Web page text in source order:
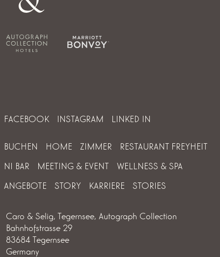
FACEBOOK INSTAGRAM LINKED IN
BUCHEN HOME ZIMMER
RESTAURANT FREYHEIT
NI BAR
MEETING & EVENT
WELLNESS & SPA
ANGEBOTE
STORY KARRIERE STORIES
Caro & Selig, Tegernsee, Autograph Collection
Bahnhofstrasse 29
83684 Tegernsee
Germany